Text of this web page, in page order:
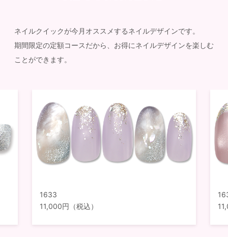
ネイルクイックが今月オススメするネイルデザインです。
期間限定の定額コースだから、お得にネイルデザインを楽しむ
ことができます。
1633
11,000円（税込）